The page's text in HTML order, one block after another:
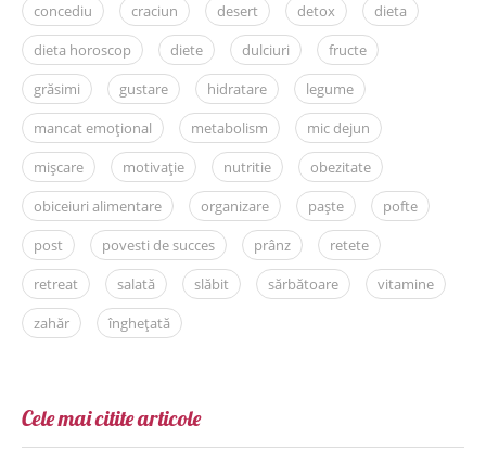
concediu
craciun desert detox
dieta
dieta horoscop
diete dulciuri
fructe
grăsimi
gustare hidratare
legume
mancat emoțional
metabolism
mic dejun
mișcare
motivație nutritie
obezitate
obiceiuri alimentare
organizare paște
pofte
post
povesti de succes prânz
retete
retreat
salată slăbit sărbătoare
vitamine
zahăr
înghețată
Cele mai citite articole